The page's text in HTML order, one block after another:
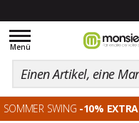
Toggle
navigation
Menü
SOMMER SWING -10% EXTRA